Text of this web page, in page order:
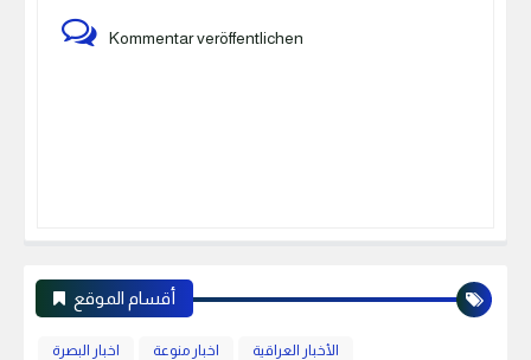
Kommentar veröffentlichen
أقسام الموقع
اخبار البصرة اخبار منوعة
الأخبار العراقية